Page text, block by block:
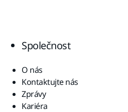
Společnost
O nás
Kontaktujte nás
Zprávy
Kariéra